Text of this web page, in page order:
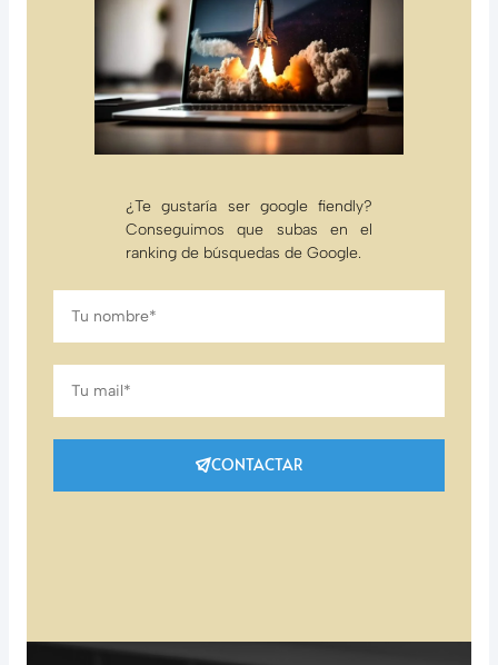
¿Te gustaría ser google fiendly?
Conseguimos que subas en el
ranking de búsquedas de Google.
completo
CONTACTAR